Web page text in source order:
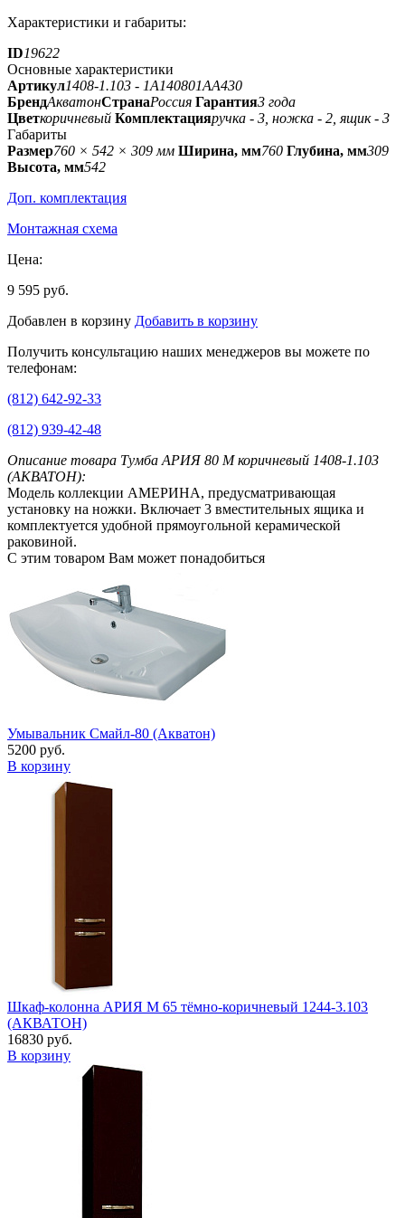
Характеристики и габариты:
ID19622
Основные характеристики
Артикул1408-1.103 - 1A140801AA430
БрендАкватонСтранаРоссия Гарантия3 года
Цветкоричневый Комплектацияручка - 3, ножка - 2, ящик - 3
Габариты
Размер760 × 542 × 309 мм Ширина, мм760 Глубина, мм309
Высота, мм542
Доп. комплектация
Монтажная схема
Цена:
9 595 руб.
Добавлен в корзину Добавить в корзину
Получить консультацию наших менеджеров вы можете по
телефонам:
(812) 642-92-33
(812) 939-42-48
Описание товара Тумба АРИЯ 80 М коричневый 1408-1.103
(АКВАТОН):
Модель коллекции АМЕРИНА, предусматривающая
установку на ножки. Включает 3 вместительных ящика и
комплектуется удобной прямоугольной керамической
раковиной.
С этим товаром Вам может понадобиться
Умывальник Смайл-80 (Акватон)
5200 руб.
В корзину
Шкаф-колонна АРИЯ M 65 тёмно-коричневый 1244-3.103
(АКВАТОН)
16830 руб.
В корзину